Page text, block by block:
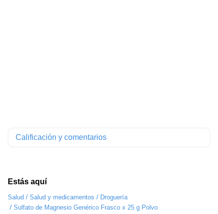
Estás aquí
Salud / Salud y medicamentos / Droguería
/ Sulfato de Magnesio Genérico Frasco x 25 g Polvo
Calificación y comentarios